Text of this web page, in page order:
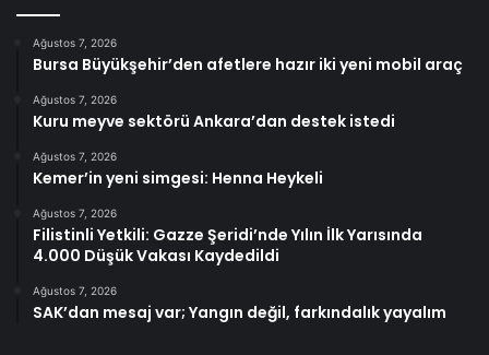
Ağustos 7, 2026
Bursa Büyükşehir’den afetlere hazır iki yeni mobil araç
Ağustos 7, 2026
Kuru meyve sektörü Ankara’dan destek istedi
Ağustos 7, 2026
Kemer’in yeni simgesi: Henna Heykeli
Ağustos 7, 2026
Filistinli Yetkili: Gazze Şeridi’nde Yılın İlk Yarısında
4.000 Düşük Vakası Kaydedildi
Ağustos 7, 2026
SAK’dan mesaj var; Yangın değil, farkındalık yayalım